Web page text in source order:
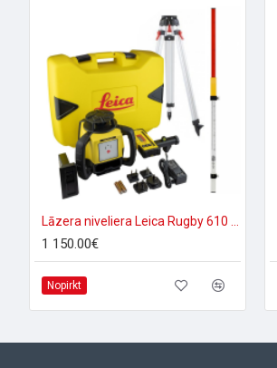
1 150.00€
Nopirkt